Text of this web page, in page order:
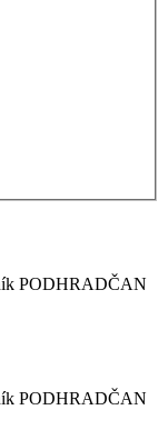
PODHRADČAN
PODHRADČAN